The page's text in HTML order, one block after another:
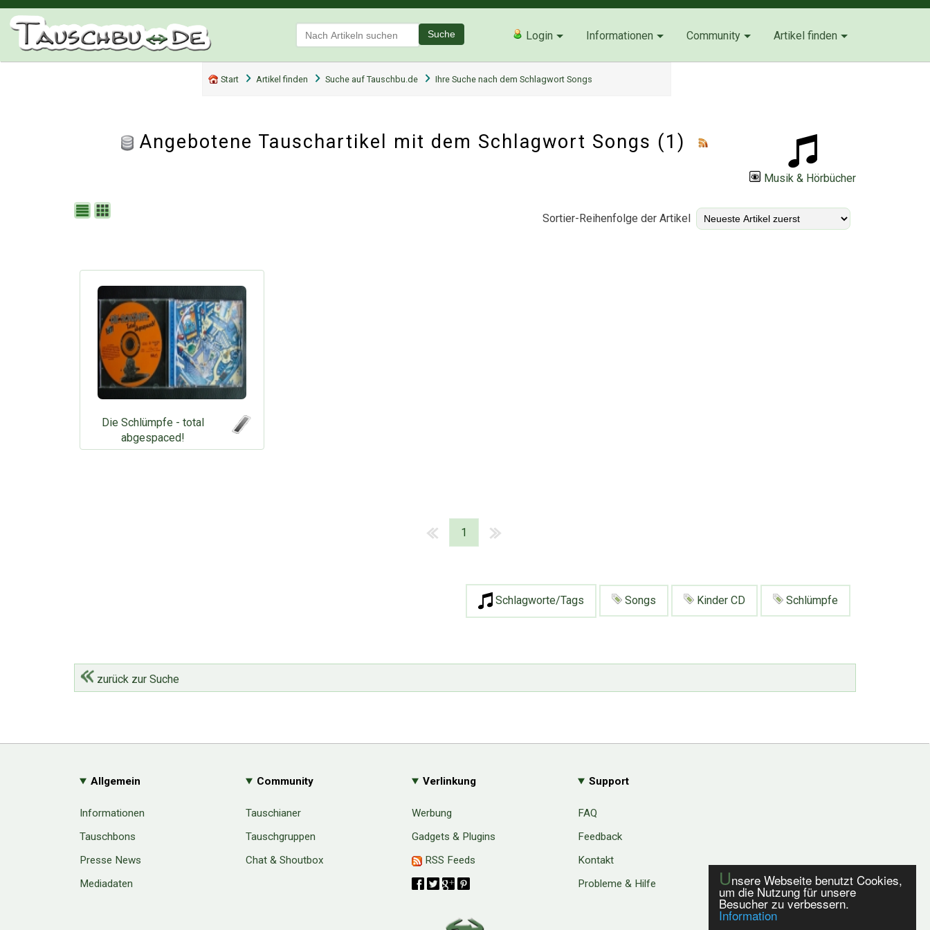
Unsere Webseite benutzt Cookies,
um die Nutzung für unsere
Besucher zu verbessern.
Information
Suche Login Informationen Community Artikel finden
Start Artikel finden Suche auf Tauschbu.de Ihre Suche nach dem Schlagwort Songs
Musik & Hörbücher
Angebotene Tauschartikel mit dem Schlagwort Songs (1)
Sortier-Reihenfolge der Artikel
Die Schlümpfe - total
abgespaced!
1
Schlagworte/Tags Songs Kinder CD Schlümpfe
zurück zur Suche
Allgemein
Informationen
Tauschbons
Presse News
Mediadaten
Community
Tauschianer
Tauschgruppen
Chat & Shoutbox
Verlinkung
Werbung
Gadgets & Plugins
RSS Feeds
Support
FAQ
Feedback
Kontakt
Probleme & Hilfe